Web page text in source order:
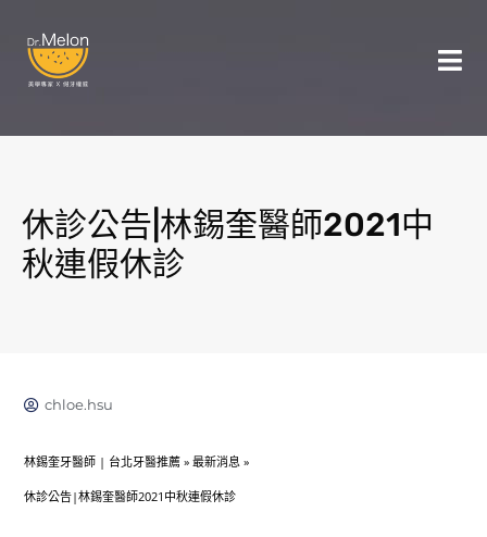
休診公告|林錫奎醫師2021中
秋連假休診
chloe.hsu
林錫奎牙醫師 | 台北牙醫推薦 » 最新消息 »
休診公告|林錫奎醫師2021中秋連假休診